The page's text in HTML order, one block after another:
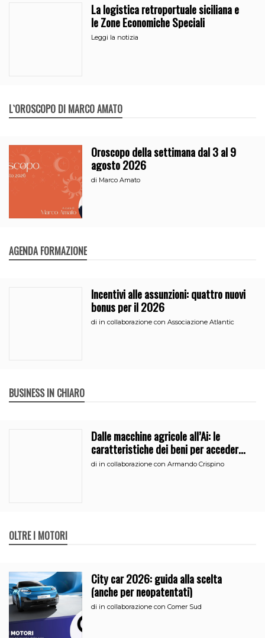
La logistica retroportuale siciliana e
le Zone Economiche Speciali
Leggi la notizia
L`OROSCOPO DI MARCO AMATO
Oroscopo della settimana dal 3 al 9
agosto 2026
di Marco Amato
AGENDA FORMAZIONE
Incentivi alle assunzioni: quattro nuovi
bonus per il 2026
di in collaborazione con Associazione Atlantic
BUSINESS IN CHIARO
Dalle macchine agricole all’Ai: le
caratteristiche dei beni per accedere
all’iperammortamento
di in collaborazione con Armando Crispino
OLTRE I MOTORI
City car 2026: guida alla scelta
(anche per neopatentati)
di in collaborazione con Comer Sud